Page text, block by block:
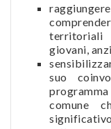
territoriali
giovani,
suo
comune